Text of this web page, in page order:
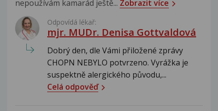
nepoužívám kamarád ještě... Zobrazit více
Odpovídá lékař:
mjr. MUDr. Denisa Gottvaldová
Dobrý den, dle Vámi přiložené zprávy
CHOPN NEBYLO potvrzeno. Vyrážka je
suspektně alergického původu,...
Celá odpověď